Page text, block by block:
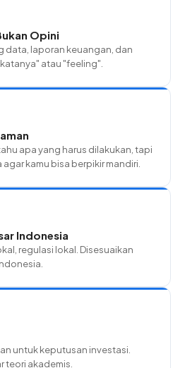
Opini
data, laporan keuangan, dan
atau "feeling".
apa yang harus dilakukan, tapi
kamu bisa berpikir mandiri.
Indonesia
regulasi lokal. Disesuaikan
untuk keputusan investasi.
teori akademis.